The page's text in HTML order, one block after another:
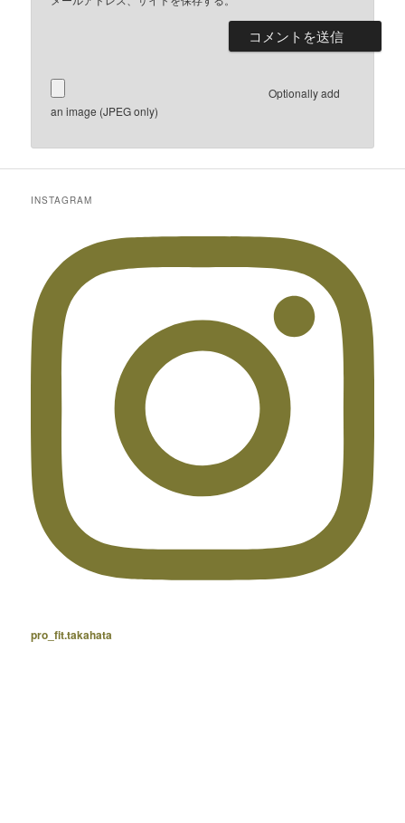
Optionally add
an image (JPEG only)
INSTAGRAM
pro_fit.takahata